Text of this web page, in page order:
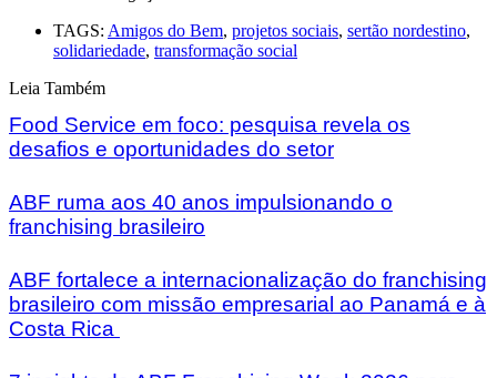
TAGS: Amigos do Bem, projetos sociais, sertão nordestino,
solidariedade, transformação social
Leia Também
Food Service em foco: pesquisa revela os
desafios e oportunidades do setor
ABF ruma aos 40 anos impulsionando o
franchising brasileiro
ABF fortalece a internacionalização do franchising
brasileiro com missão empresarial ao Panamá e à
Costa Rica